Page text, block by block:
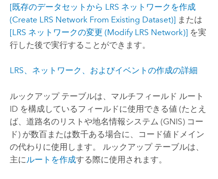
[既存のデータセットから LRS ネットワークを作成
(Create LRS Network From Existing Dataset)]または
[LRS ネットワークの変更 (Modify LRS Network)]を実
行した後で実行することができます。
LRS、ネットワーク、およびイベントの作成の詳細
ルックアップ テーブルは、マルチフィールド ルート
ID を構成しているフィールドに使用できる値 (たとえ
ば、道路名のリストや地名情報システム (GNIS) コー
ド) が数百または数千ある場合に、コード値ドメイン
の代わりに使用します。 ルックアップ テーブルは、
主に ルートを作成する際に使用されます。